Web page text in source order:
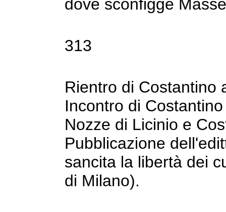
dove sconfigge
313
Rientro di Costantino
Incontro di
Nozze di Licinio e
Pubblicazione
sancita la libertà dei
di Milano).